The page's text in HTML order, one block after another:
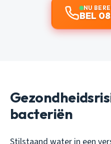
NU
BEL
bacteriën